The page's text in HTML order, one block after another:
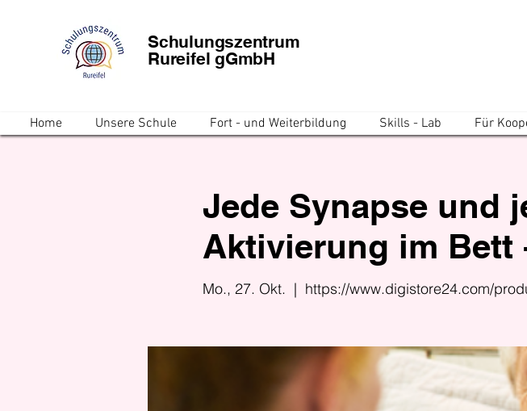
Schulungszentrum
Rureifel gGmbH
Home Unsere Schule Fort - und Weiterbildung Skills - Lab Für
Jede Synapse und
Aktivierung im Bett
Mo., 27. Okt.
  |
https://www.digistore24.com/